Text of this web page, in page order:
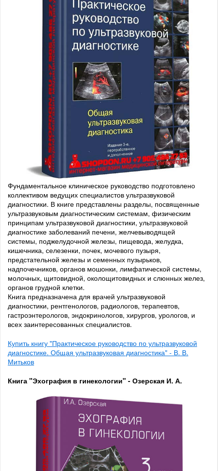
Фундаментальное клиническое руководство подготовлено
коллективом ведущих специалистов ультразвуковой
диагностики. В книге представлены разделы, посвященные
ультразвуковым диагностическим системам, физическим
принципам ультразвуковой диагностики, ультразвуковой
диагностике заболеваний печени, желчевыводящей
системы, поджелудочной железы, пищевода, желудка,
кишечника, селезенки, почек, мочевого пузыря,
предстательной железы и семенных пузырьков,
надпочечников, органов мошонки, лимфатической системы,
молочных, щитовидной, околощитовидных и слюнных желез,
органов грудной клетки.
Книга предназначена для врачей ультразвуковой
диагностики, рентгенологов, радиологов, терапевтов,
гастроэнтерологов, эндокринологов, хирургов, урологов, и
всех заинтересованных специалистов.
Купить книгу "Практическое руководство по ультразвуковой
диагностике. Общая ультразвуковая диагностика" - В. В.
Митьков
Книга "Эхография в гинекологии" - Озерская И. А.